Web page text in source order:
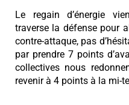
Le regain d’énergie
traverse la défense pour
contre-attaque, pas
par prendre 7 points
collectives nous
revenir à 4 points à la mi-